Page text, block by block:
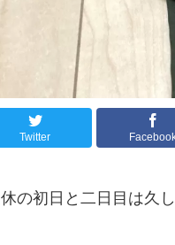
Twitter
の初日と二日目は久